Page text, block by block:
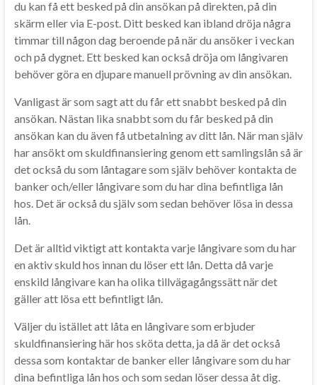
du kan få ett besked på din ansökan på direkten, på din
skärm eller via E-post. Ditt besked kan ibland dröja några
timmar till någon dag beroende på när du ansöker i veckan
och på dygnet. Ett besked kan också dröja om långivaren
behöver göra en djupare manuell prövning av din ansökan.
Vanligast är som sagt att du får ett snabbt besked på din
ansökan. Nästan lika snabbt som du får besked på din
ansökan kan du även få utbetalning av ditt lån. När man själv
har ansökt om skuldfinansiering genom ett samlingslån så är
det också du som låntagare som själv behöver kontakta de
banker och/eller långivare som du har dina befintliga lån
hos. Det är också du själv som sedan behöver lösa in dessa
lån.
Det är alltid viktigt att kontakta varje långivare som du har
en aktiv skuld hos innan du löser ett lån. Detta då varje
enskild långivare kan ha olika tillvägagångssätt när det
gäller att lösa ett befintligt lån.
Väljer du istället att låta en långivare som erbjuder
skuldfinansiering här hos sköta detta, ja då är det också
dessa som kontaktar de banker eller långivare som du har
dina befintliga lån hos och som sedan löser dessa åt dig.